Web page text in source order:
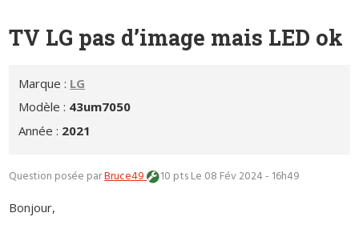
TV LG pas d’image mais LED ok
Marque : LG
Modèle : 43um7050
Année : 2021
Question posée parBruce49 10 ptsLe 08 Fév 2024 - 16h49
Bonjour,